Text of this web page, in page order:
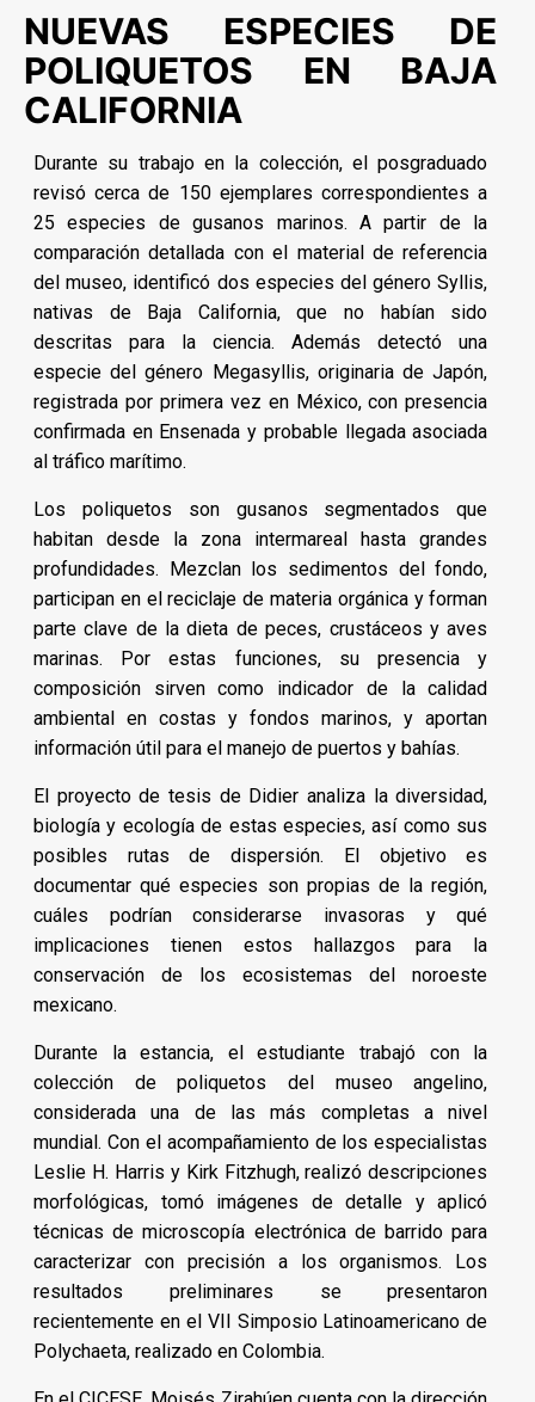
NUEVAS ESPECIES DE
POLIQUETOS EN BAJA
CALIFORNIA
Durante su trabajo en la colección, el posgraduado
revisó cerca de 150 ejemplares correspondientes a
25 especies de gusanos marinos. A partir de la
comparación detallada con el material de referencia
del museo, identificó dos especies del género Syllis,
nativas de Baja California, que no habían sido
descritas para la ciencia. Además detectó una
especie del género Megasyllis, originaria de Japón,
registrada por primera vez en México, con presencia
confirmada en Ensenada y probable llegada asociada
al tráfico marítimo.
Los poliquetos son gusanos segmentados que
habitan desde la zona intermareal hasta grandes
profundidades. Mezclan los sedimentos del fondo,
participan en el reciclaje de materia orgánica y forman
parte clave de la dieta de peces, crustáceos y aves
marinas. Por estas funciones, su presencia y
composición sirven como indicador de la calidad
ambiental en costas y fondos marinos, y aportan
información útil para el manejo de puertos y bahías.
El proyecto de tesis de Didier analiza la diversidad,
biología y ecología de estas especies, así como sus
posibles rutas de dispersión. El objetivo es
documentar qué especies son propias de la región,
cuáles podrían considerarse invasoras y qué
implicaciones tienen estos hallazgos para la
conservación de los ecosistemas del noroeste
mexicano.
Durante la estancia, el estudiante trabajó con la
colección de poliquetos del museo angelino,
considerada una de las más completas a nivel
mundial. Con el acompañamiento de los especialistas
Leslie H. Harris y Kirk Fitzhugh, realizó descripciones
morfológicas, tomó imágenes de detalle y aplicó
técnicas de microscopía electrónica de barrido para
caracterizar con precisión a los organismos. Los
resultados preliminares se presentaron
recientemente en el VII Simposio Latinoamericano de
Polychaeta, realizado en Colombia.